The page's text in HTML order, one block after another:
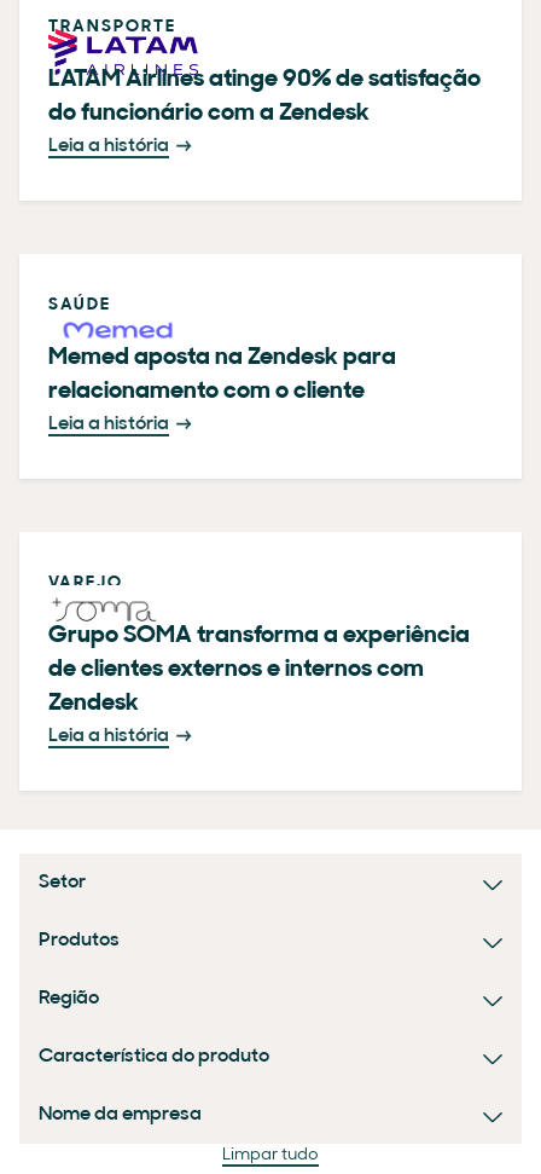
TRANSPORTE
LATAM Airlines atinge 90% de satisfação
do funcionário com a Zendesk
Leia a história
SAÚDE
Memed aposta na Zendesk para
relacionamento com o cliente
Leia a história
VAREJO
Grupo SOMA transforma a experiência
de clientes externos e internos com
Zendesk
Leia a história
Setor
Produtos
Região
Característica do produto
Nome da empresa
Limpar tudo